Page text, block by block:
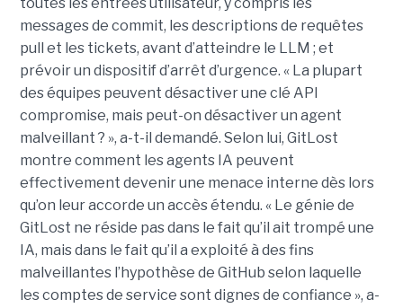
toutes les entrées utilisateur, y compris les
messages de commit, les descriptions de requêtes
pull et les tickets, avant d’atteindre le LLM ; et
prévoir un dispositif d’arrêt d’urgence. « La plupart
des équipes peuvent désactiver une clé API
compromise, mais peut-on désactiver un agent
malveillant ? », a-t-il demandé. Selon lui, GitLost
montre comment les agents IA peuvent
effectivement devenir une menace interne dès lors
qu’on leur accorde un accès étendu. « Le génie de
GitLost ne réside pas dans le fait qu’il ait trompé une
IA, mais dans le fait qu’il a exploité à des fins
malveillantes l’hypothèse de GitHub selon laquelle
les comptes de service sont dignes de confiance », a-